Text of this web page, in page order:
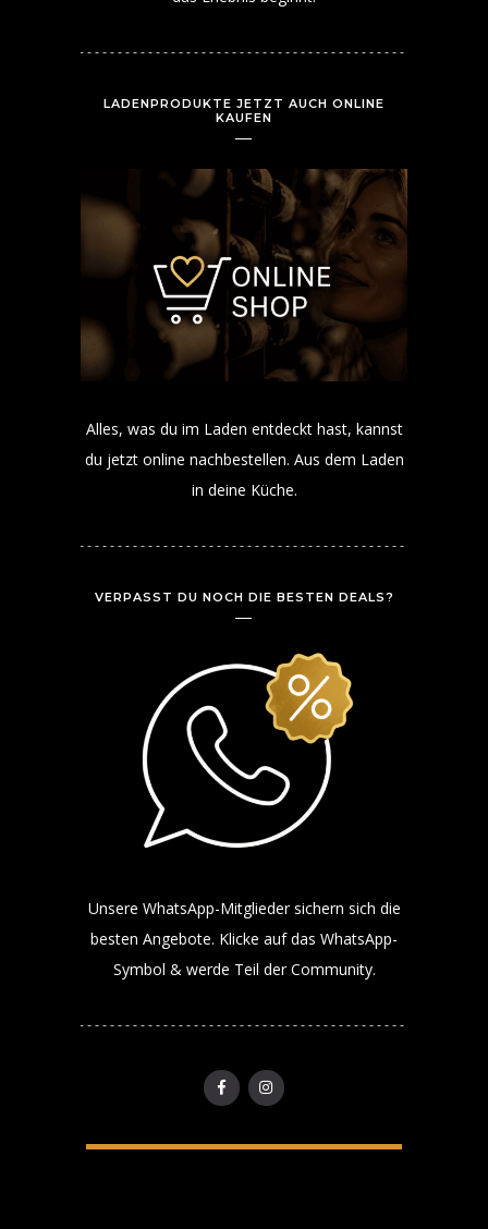
LADENPRODUKTE JETZT AUCH ONLINE
KAUFEN
Alles, was du im Laden entdeckt hast, kannst
du jetzt online nachbestellen. Aus dem Laden
in deine Küche.
VERPASST DU NOCH DIE BESTEN DEALS?
Unsere WhatsApp-Mitglieder sichern sich die
besten Angebote. Klicke auf das WhatsApp-
Symbol & werde Teil der Community.